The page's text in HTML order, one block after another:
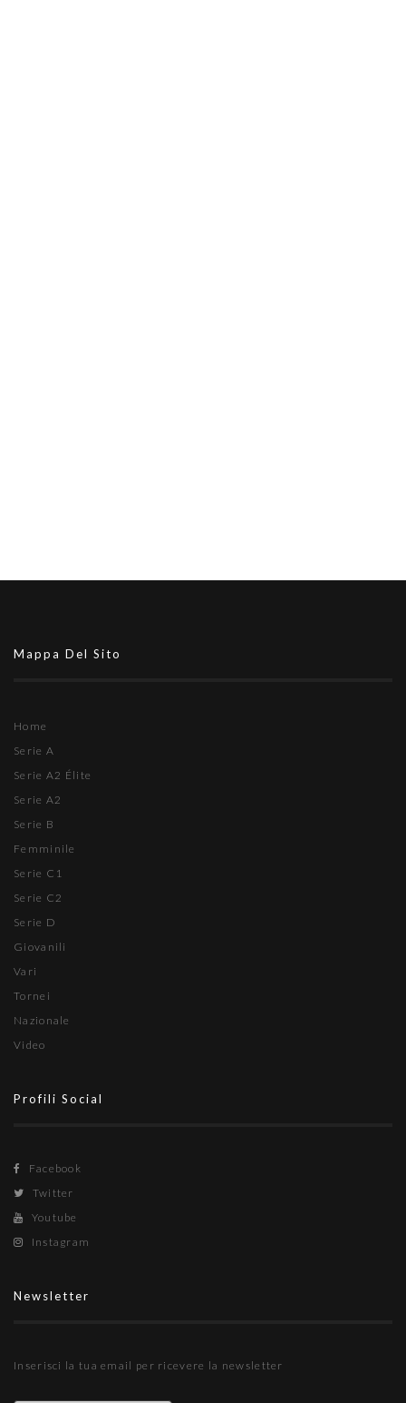
Mappa Del Sito
Home
Serie A
Serie A2 Élite
Serie A2
Serie B
Femminile
Serie C1
Serie C2
Serie D
Giovanili
Vari
Tornei
Nazionale
Video
Profili Social
Facebook
Twitter
Youtube
Instagram
Newsletter
Inserisci la tua email per ricevere la newsletter